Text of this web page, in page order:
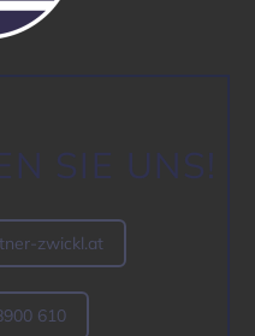
SIE UNS!
zwickl.at
610